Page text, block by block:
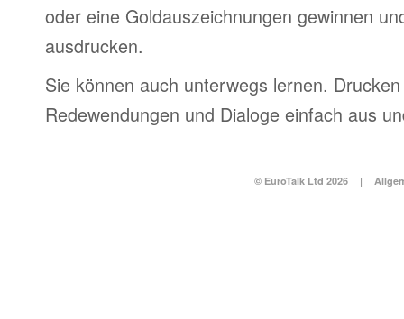
oder eine Goldauszeichnungen gewinnen
ausdrucken.
Sie können auch unterwegs lernen.
Redewendungen und Dialoge einfach aus
© EuroTalk Ltd 2026 |